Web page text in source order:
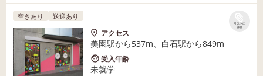
リストに
保存
空きあり 送迎あり
アクセス
美園駅から537m、白石駅から849m
受入年齢
未就学